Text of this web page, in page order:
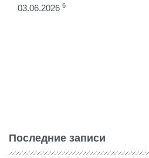
03.06.2026 6
Последние записи